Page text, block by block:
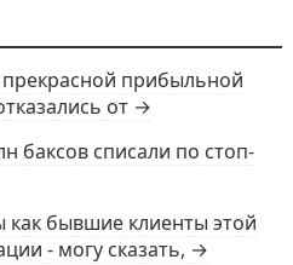
прибыльной
от →
баксов списали по стоп-
бывшие клиенты этой
- могу сказать, →